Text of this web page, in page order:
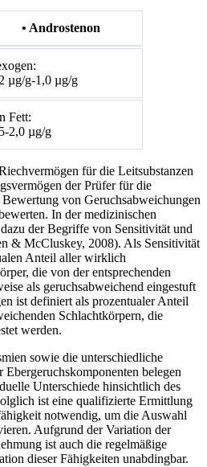
• Androstenon
µg/g-1,0 µg/g
Fett:
2,0 µg/g
für die Leitsubstanzen
der Prüfer für die
von Geruchsabweichungen
In der medizinischen
der Begriffe von Sensitivität und
& McCluskey, 2008). Als Sensitivität
Anteil aller wirklich
die von der entsprechenden
als geruchsabweichend eingestuft
ist definiert als prozentualer Anteil
Schlachtkörpern, die
werden.
sowie die unterschiedliche
belegen
Unterschiede hinsichtlich des
ist eine qualifizierte Ermittlung
notwendig, um die Auswahl
Aufgrund der Variation der
ist auch die regelmäßige
dieser Fähigkeiten unabdingbar.